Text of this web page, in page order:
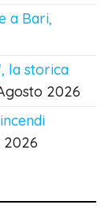
a Bari,
la storica
2026
2026